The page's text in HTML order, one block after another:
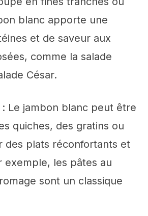
blanc apporte une
et de saveur aux
comme la salade
César.
: Le jambon blanc peut être
quiches, des gratins ou
des plats réconfortants et
exemple, les pâtes au
sont un classique